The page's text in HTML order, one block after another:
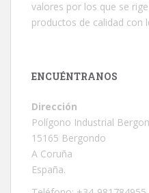
valores por los que se
productos de calidad con
ENCUÉNTRANOS
Dirección
Polígono Industrial
15165 Bergondo
A Coruña
España.